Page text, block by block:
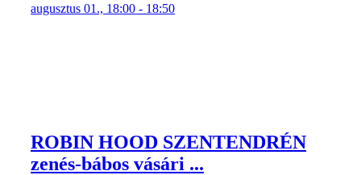
augusztus 01., 18:00 - 18:50
ROBIN HOOD SZENTENDRÉN
zenés-bábos vásári ...